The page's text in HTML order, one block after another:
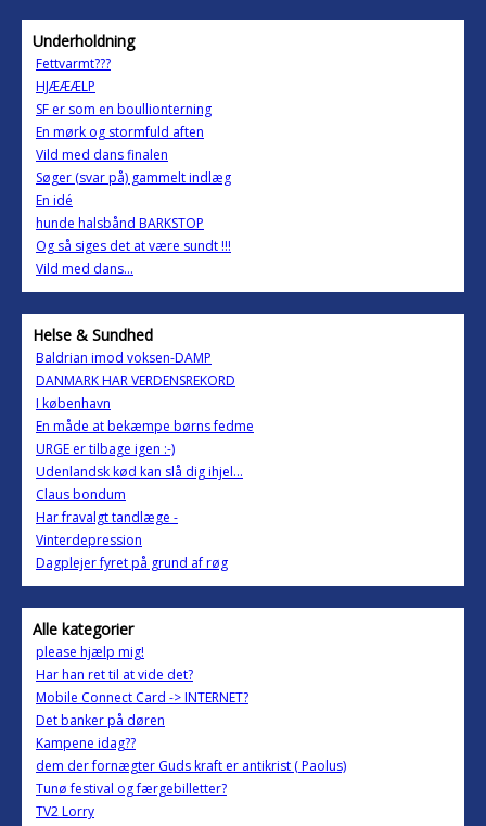
Underholdning
Fettvarmt???
HJÆÆÆLP
SF er som en boullionterning
En mørk og stormfuld aften
Vild med dans finalen
Søger (svar på) gammelt indlæg
En idé
hunde halsbånd BARKSTOP
Og så siges det at være sundt !!!
Vild med dans...
Helse & Sundhed
Baldrian imod voksen-DAMP
DANMARK HAR VERDENSREKORD
I københavn
En måde at bekæmpe børns fedme
URGE er tilbage igen :-)
Udenlandsk kød kan slå dig ihjel...
Claus bondum
Har fravalgt tandlæge -
Vinterdepression
Dagplejer fyret på grund af røg
Alle kategorier
please hjælp mig!
Har han ret til at vide det?
Mobile Connect Card -> INTERNET?
Det banker på døren
Kampene idag??
dem der fornægter Guds kraft er antikrist ( Paolus)
Tunø festival og færgebilletter?
TV2 Lorry